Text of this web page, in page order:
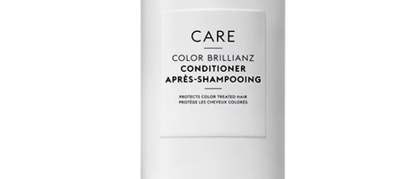
Schampo